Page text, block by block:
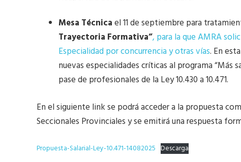
Mesa Técnicael 11 de septiembre para
Trayectoria Formativa”, para la que AMRA
Especialidad por concurrencia y otras vías. En
nuevas especialidades críticas al programa “Más
pase de profesionales de la Ley 10.430 a 10.471.
En el siguiente link se podrá acceder a la propuesta
Seccionales Provinciales y se emitirá una respuesta
Propuesta-Salarial-Ley-10.471-14082025 Descarga